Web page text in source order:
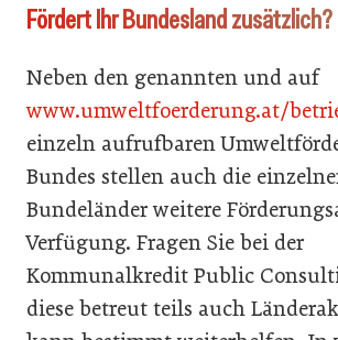
Fördert Ihr Bundesland zusätzlich?
Neben den genannten und auf
www.umweltfoerderung.at/
einzeln aufrufbaren
Bundes stellen auch die
Bundeländer weitere
Verfügung. Fragen Sie bei der
Kommunalkredit Public
diese betreut teils auch